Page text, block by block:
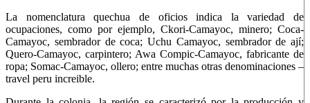
La nomenclatura quechua de oficios indica la variedad de
ocupaciones, como por ejemplo, Ckori-Camayoc, minero; Coca-
Camayoc, sembrador de coca; Uchu Camayoc, sembrador de ají;
Quero-Camayoc, carpintero; Awa Compic-Camayoc, fabricante de
ropa; Somac-Camayoc, ollero; entre muchas otras denominaciones –
travel peru increible.